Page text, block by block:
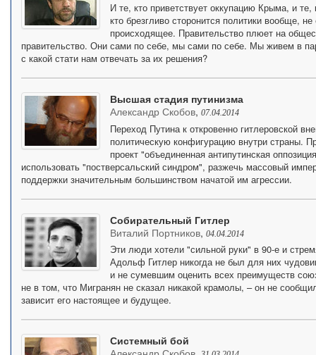
И те, кто приветствует оккупацию Крыма, и
кто брезгливо сторонится политики вообще,
происходящее. Правительство плюет на
правительство. Они сами по себе, мы сами по себе. Мы живем в
с какой стати нам отвечать за их решения?
Высшая стадия путинизма
Александр Скобов, 07.04.2014
Переход Путина к откровенно гитлеровской
политическую конфигурацию внутри страны.
проект "объединенная антипутинская
использовать "постверсальский синдром", разжечь массовый
поддержки значительным большинством начатой им агрессии.
Собирательный Гитлер
Виталий Портников, 04.04.2014
Эти люди хотели "сильной руки" в 90-е и
Адольф Гитлер никогда не был для них
и не сумевшим оценить всех преимуществ
не в том, что Мигранян не сказал никакой крамолы, – он не
зависит его настоящее и будущее.
Системный бой